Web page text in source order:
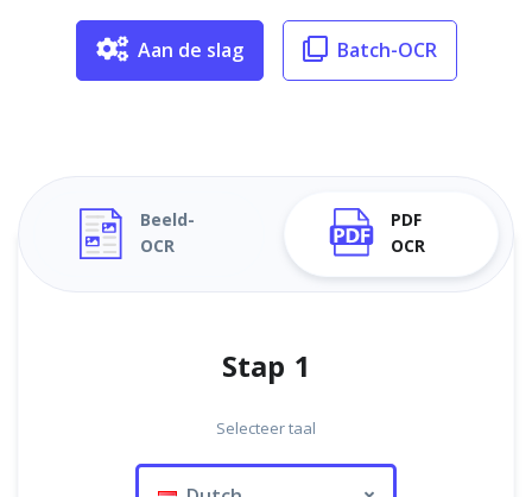
Aan de slag Batch-OCR
Beeld-
OCR
PDF
OCR
Stap 1
Selecteer taal